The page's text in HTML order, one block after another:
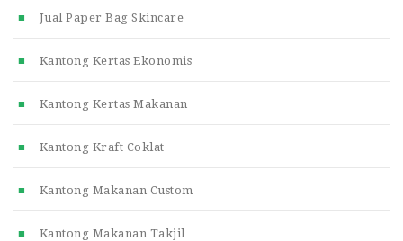
Jual Paper Bag Skincare
Kantong Kertas Ekonomis
Kantong Kertas Makanan
Kantong Kraft Coklat
Kantong Makanan Custom
Kantong Makanan Takjil